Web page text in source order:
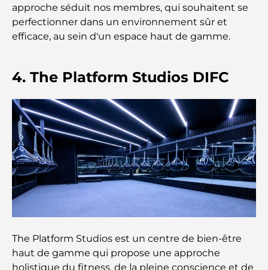
Les 7 meilleurs restaurants de Dubai Creek
Harbour où dîner
Restaurants à Dubai Hills : Les meilleures adresses
gourmandes d’un quartier en pleine expansion
Les meilleurs parcours de golf de championnat à
Dubaï
Résidences en bord de mer à Dubaï : le luxe au
expatriés : un guide bancaire complet
approche séduit nos membres, qui souhaitent se
perfectionner dans un environnement sûr et
efficace, au sein d'un espace haut de gamme.
4. The Platform Studios DIFC
The Platform Studios est un centre de bien-être
haut de gamme qui propose une approche
holistique du fitness, de la pleine conscience et de